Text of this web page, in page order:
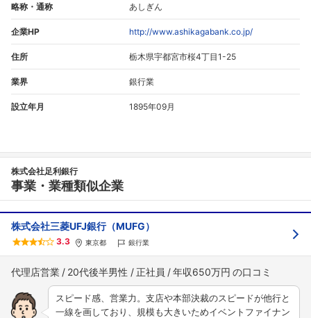
略称・通称 あしぎん
企業HP http://www.ashikagabank.co.jp/
住所 栃木県宇都宮市桜4丁目1-25
業界 銀行業
設立年月 1895年09月
株式会社足利銀行
事業・業種類似企業
株式会社三菱UFJ銀行（MUFG）
3.3 東京都 銀行業
代理店営業 20代後半男性 正社員 年収650万円
スピード感、営業力。支店や本部決裁のスピードが他行と
一線を画しており、規模も大きいためイベントファイナン